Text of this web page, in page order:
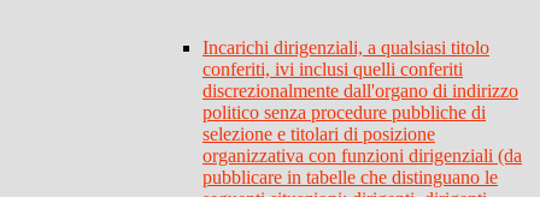
Incarichi dirigenziali, a qualsiasi titolo
conferiti, ivi inclusi quelli conferiti
discrezionalmente dall'organo di indirizzo
politico senza procedure pubbliche di
selezione e titolari di posizione
organizzativa con funzioni dirigenziali (da
pubblicare in tabelle che distinguano le